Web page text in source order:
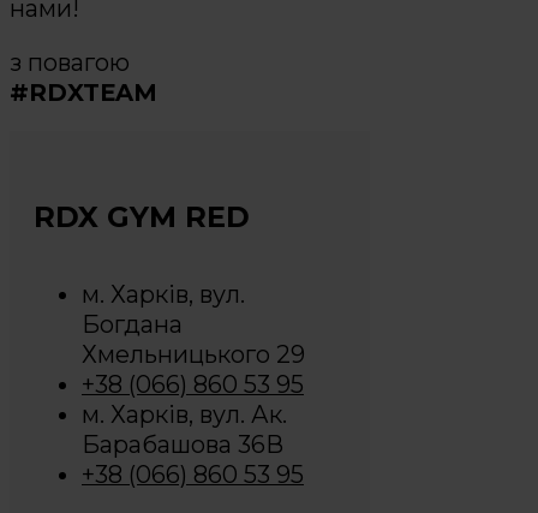
нами!
з повагою
#RDXTEAM
RDX GYM RED
м. Харків, вул.
Богдана
Хмельницького 29
+38 (066) 860 53 95
м. Харків, вул. Ак.
Барабашова 36В
+38 (066) 860 53 95